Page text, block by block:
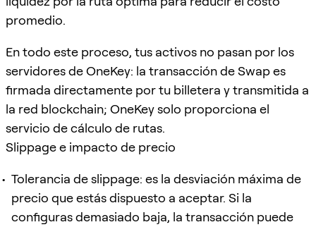
promedio.
En todo este proceso, tus activos no pasan por los
servidores de OneKey: la transacción de Swap es
firmada directamente por tu billetera y transmitida a
la red blockchain; OneKey solo proporciona el
servicio de cálculo de rutas.
Slippage e impacto de precio
Tolerancia de slippage: es la desviación máxima de
precio que estás dispuesto a aceptar. Si la
configuras demasiado baja, la transacción puede